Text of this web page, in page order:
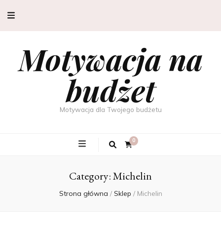
Motywacja na
budżet
Motywacja dla Twojego budżetu
0
Category:Michelin
Strona główna / Sklep / Michelin